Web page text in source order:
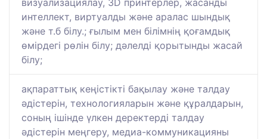
визуализациялау, 3D принтерлер, жасанды
интеллект, виртуалды және аралас шындық
және т.б білу.; ғылым мен білімнің қоғамдық
өмірдегі рөлін білу; дәлелді қорытынды жасай
білу;
ақпараттық кеңістікті бақылау және талдау
әдістерін, технологияларын және құралдарын,
соның ішінде үлкен деректерді талдау
әдістерін меңгеру, медиа-коммуникацияны